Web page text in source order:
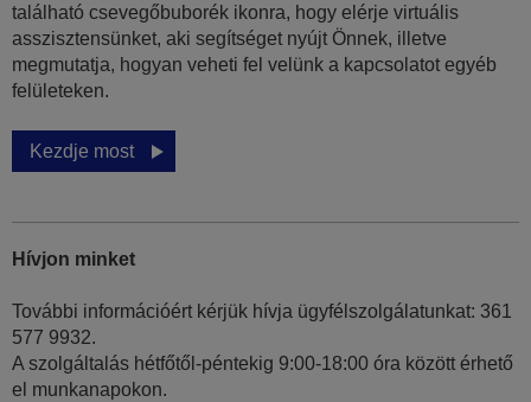
található csevegőbuborék ikonra, hogy elérje virtuális
asszisztensünket, aki segítséget nyújt Önnek, illetve
megmutatja, hogyan veheti fel velünk a kapcsolatot egyéb
felületeken.
Kezdje most
Hívjon minket
További információért kérjük hívja ügyfélszolgálatunkat: 361
577 9932.
A szolgáltalás hétfőtől-péntekig 9:00-18:00 óra között érhető
el munkanapokon.